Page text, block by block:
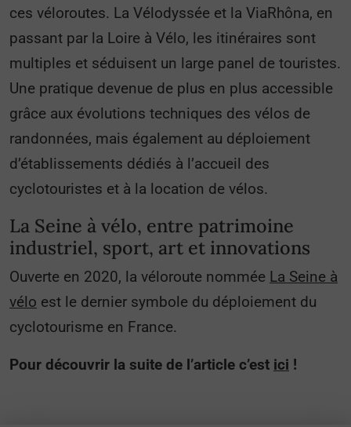
ces véloroutes. La Vélodyssée et la ViaRhôna, en
passant par la Loire à Vélo, les itinéraires sont
multiples et séduisent un large panel de touristes.
Une pratique devenue de plus en plus accessible
grâce aux évolutions techniques des vélos de
randonnées, mais également au déploiement
d’établissements dédiés à l’accueil des
cyclotouristes et à la location de vélos.
La Seine à vélo, entre patrimoine
industriel, sport, art et innovations
Ouverte en 2020, la véloroute nommée La Seine à
vélo est le dernier symbole du déploiement du
cyclotourisme en France.
Pour découvrir la suite de l’article c’est ici !